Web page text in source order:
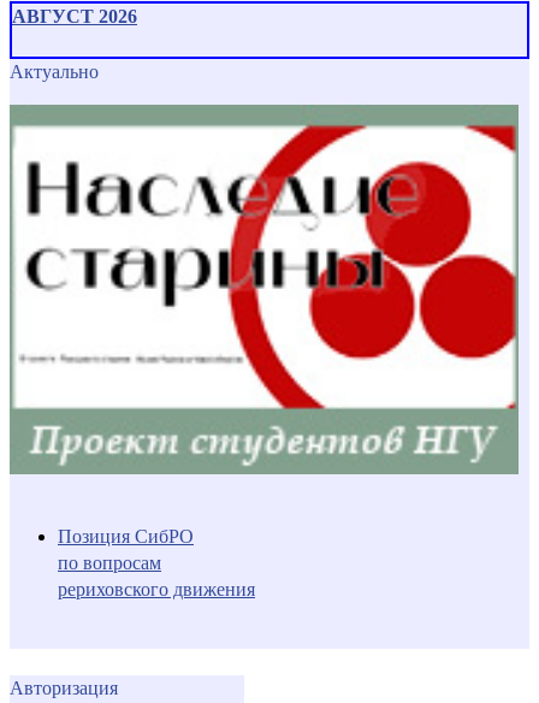
АВГУСТ 2026
Актуально
Позиция СибРО
по вопросам
рериховского движения
Авторизация